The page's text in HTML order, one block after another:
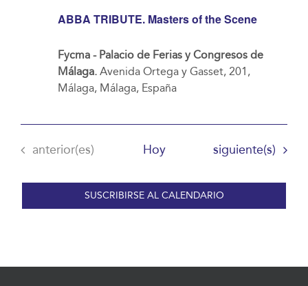
ABBA TRIBUTE. Masters of the Scene
Fycma - Palacio de Ferias y Congresos de
Málaga. Avenida Ortega y Gasset, 201,
Málaga, Málaga, España
Eventos
anterior(es) Hoy Eventos
siguiente(s)
SUSCRIBIRSE AL CALENDARIO